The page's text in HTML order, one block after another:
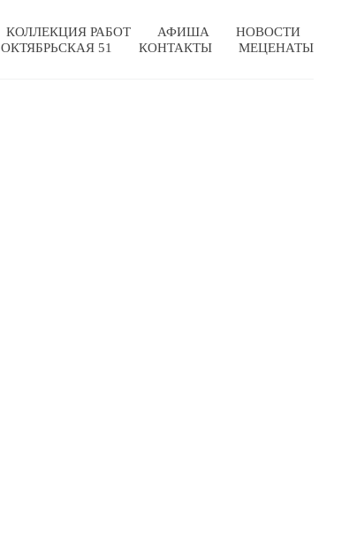
КОЛЛЕКЦИЯ РАБОТ АФИША
НОВОСТИ
ОКТЯБРЬСКАЯ 51
КОНТАКТЫ МЕЦЕНАТЫ